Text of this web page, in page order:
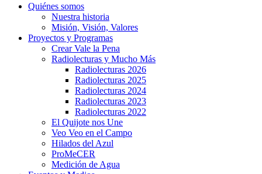
Quiénes somos
Nuestra historia
Misión, Visión, Valores
Proyectos y Programas
Crear Vale la Pena
Radiolecturas y Mucho Más
Radiolecturas 2026
Radiolecturas 2025
Radiolecturas 2024
Radiolecturas 2023
Radiolecturas 2022
El Quijote nos Une
Veo Veo en el Campo
Hilados del Azul
ProMeCER
Medición de Agua